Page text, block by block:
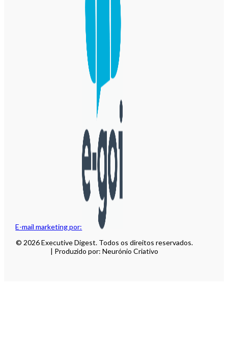
E-mail marketing por:
© 2026 Executive Digest. Todos os direitos reservados.
| Produzido por: Neurónio Criativo